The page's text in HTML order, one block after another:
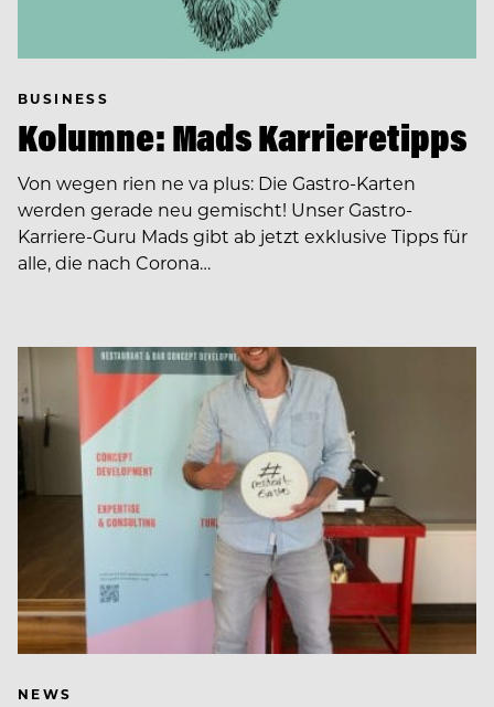
BUSINESS
Kolumne: Mads Karrieretipps
Von wegen rien ne va plus: Die Gastro-Karten
werden gerade neu gemischt! Unser Gastro-
Karriere-Guru Mads gibt ab jetzt exklusive Tipps für
alle, die nach Corona…
NEWS